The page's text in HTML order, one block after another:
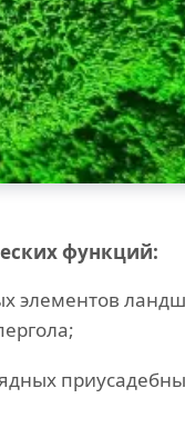
функций:
элементов